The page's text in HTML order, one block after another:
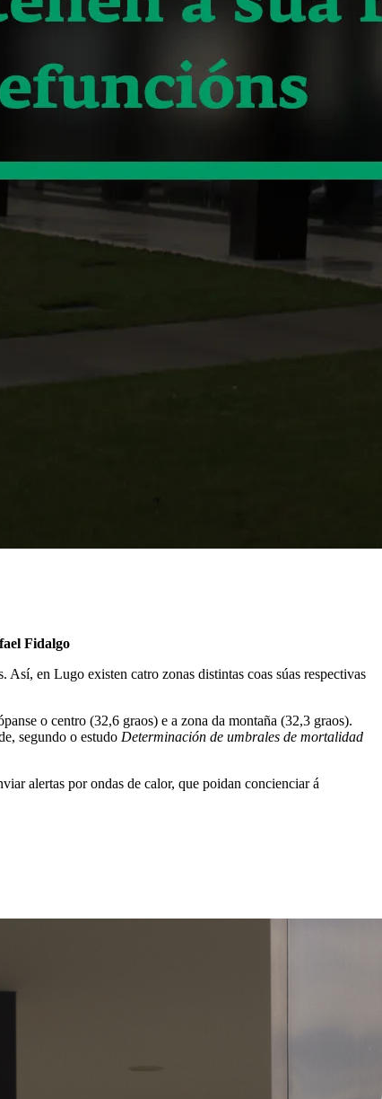
Fidalgo
en Lugo existen catro zonas distintas coas súas respectivas
o centro (32,6 graos) e a zona da montaña (32,3 graos).
segundo o estudo Determinación de umbrales de mortalidad
alertas por ondas de calor, que poidan concienciar á